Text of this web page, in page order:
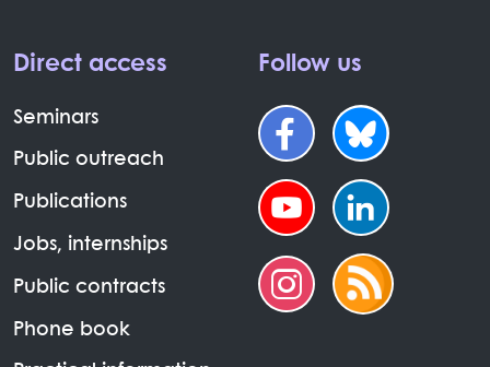
Direct access
Seminars
Public outreach
Publications
Jobs, internships
Public contracts
Phone book
Follow us